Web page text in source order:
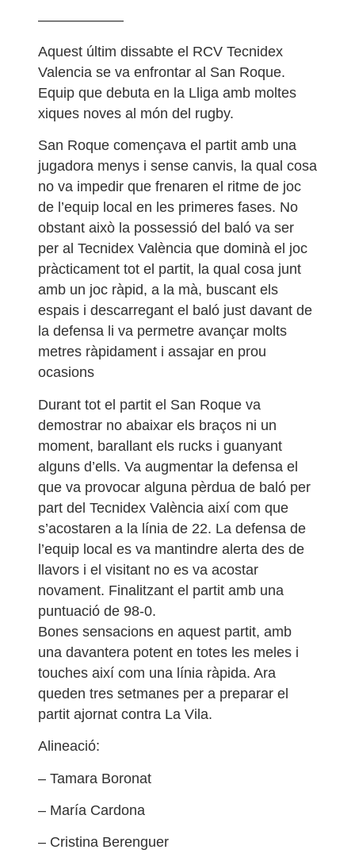
——————
Aquest últim dissabte el RCV Tecnidex
Valencia se va enfrontar al San Roque.
Equip que debuta en la Lliga amb moltes
xiques noves al món del rugby.
San Roque començava el partit amb una
jugadora menys i sense canvis, la qual cosa
no va impedir que frenaren el ritme de joc
de l’equip local en les primeres fases. No
obstant això la possessió del baló va ser
per al Tecnidex València que dominà el joc
pràcticament tot el partit, la qual cosa junt
amb un joc ràpid, a la mà, buscant els
espais i descarregant el baló just davant de
la defensa li va permetre avançar molts
metres ràpidament i assajar en prou
ocasions
Durant tot el partit el San Roque va
demostrar no abaixar els braços ni un
moment, barallant els rucks i guanyant
alguns d’ells. Va augmentar la defensa el
que va provocar alguna pèrdua de baló per
part del Tecnidex València així com que
s’acostaren a la línia de 22. La defensa de
l’equip local es va mantindre alerta des de
llavors i el visitant no es va acostar
novament. Finalitzant el partit amb una
puntuació de 98-0.
Bones sensacions en aquest partit, amb
una davantera potent en totes les meles i
touches així com una línia ràpida. Ara
queden tres setmanes per a preparar el
partit ajornat contra La Vila.
Alineació:
– Tamara Boronat
– María Cardona
– Cristina Berenguer